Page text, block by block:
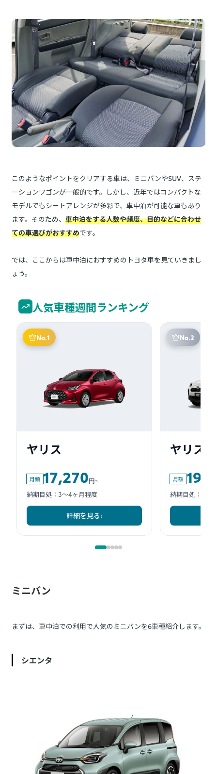
このようなポイントをクリアする車は、ミニバンやSUV、ステ
ーションワゴンが一般的です。しかし、近年ではコンパクトな
モデルでもシートアレンジが多彩で、車中泊が可能な車もあり
ます。そのため、 車中泊をする人数や頻度、目的などに合わせ
ての車選びがおすすめです。
では、ここからは車中泊におすすめのトヨタ車を見ていきまし
ょう。
ミニバン
まずは、車中泊での利用で人気のミニバンを6車種紹介します。
シエンタ